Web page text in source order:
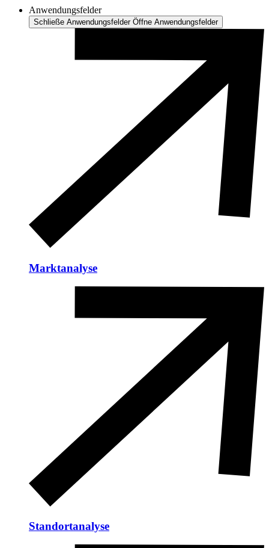
Anwendungsfelder
Schließe Anwendungsfelder Öffne Anwendungsfelder
Marktanalyse
Standortanalyse